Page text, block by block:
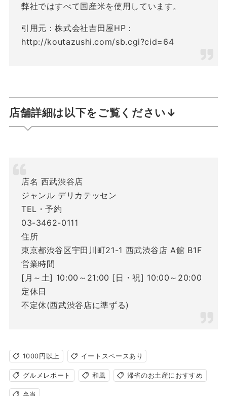
弊社ではすべて国産米を使用しています。
引用元：株式会社吉田屋HP：
http://koutazushi.com/sb.cgi?cid=64
店舗詳細は以下をご覧ください↓
店名 西武渋谷店
ジャンル デリカテッセン
TEL・予約
03-3462-0111
住所
東京都渋谷区宇田川町21-1 西武渋谷店 A館 B1F
営業時間
[月～土] 10:00～21:00 [日・祝] 10:00～20:00
定休日
不定休(西武渋谷店に準ずる)
1000円以上 イートスペースあり
グルメレポート 和風 帰省のお土産におすすめ